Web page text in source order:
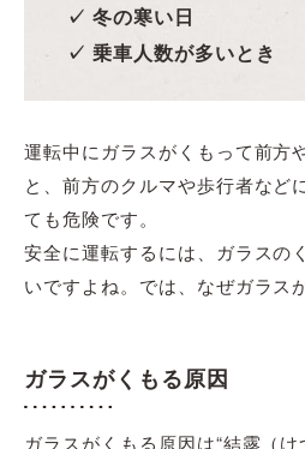
✓ 冬の寒い日
✓ 乗車人数が多いとき
運転中にガラスがくもって前方
と、前方のクルマや歩行者など
ても危険です。
安全に運転するには、ガラスの
いですよね。では、なぜガラス
ガラスがくもる原因
ガラスがくもる原因は“結露（